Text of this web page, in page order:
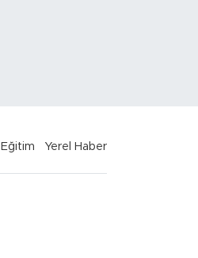
Eğitim Yerel Haber